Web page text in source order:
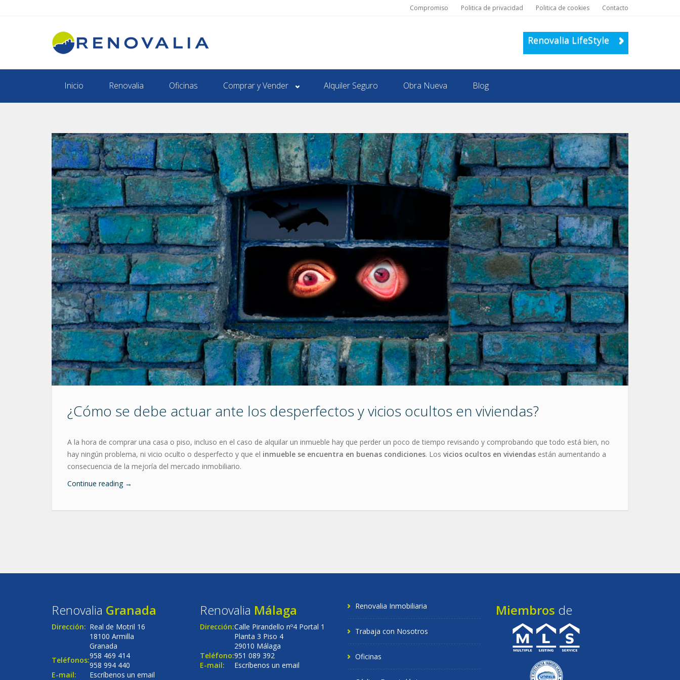
Compromiso Politica de privacidad Politica de cookies Contacto
Renovalia LifeStyle
Inicio Renovalia Oficinas Comprar y Vender Alquiler Seguro Obra Nueva Blog
¿Cómo se debe actuar ante los desperfectos y vicios ocultos en viviendas?
A la hora de comprar una casa o piso, incluso en el caso de alquilar un inmueble hay que perder un poco de tiempo revisando y comprobando que todo está bien, no
hay ningún problema, ni vicio oculto o desperfecto y que el inmueble se encuentra en buenas condiciones. Los vicios ocultos en viviendas están aumentando a
consecuencia de la mejoría del mercado inmobiliario.
Continue reading →
Renovalia Granada
Dirección: Real de Motril 16
18100 Armilla
Granada
Teléfonos:958 469 414
958 994 440
E-mail:
Escríbenos un email
Renovalia Málaga
Dirección:Calle Pirandello nº4 Portal 1
Planta 3 Piso 4
29010 Málaga
Teléfono:951 089 392
E-mail:
Escríbenos un email
Renovalia Inmobiliaria
Trabaja con Nosotros
Oficinas
Miembros de